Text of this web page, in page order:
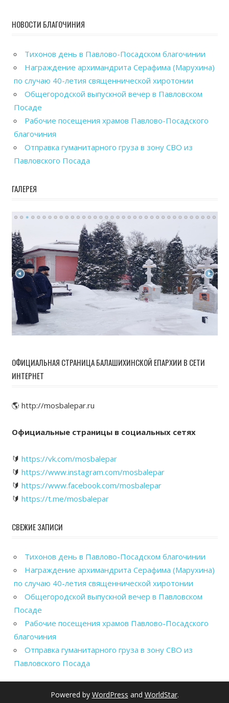
НОВОСТИ БЛАГОЧИНИЯ
Тихонов день в Павлово-Посадском благочинии
Награждение архимандрита Серафима (Марухина)
по случаю 40-летия священнической хиротонии
Общегородской выпускной вечер в Павловском
Посаде
Рабочие посещения храмов Павлово-Посадского
благочиния
Отправка гуманитарного груза в зону СВО из
Павловского Посада
ГАЛЕРЕЯ
ОФИЦИАЛЬНАЯ СТРАНИЦА БАЛАШИХИНСКОЙ ЕПАРХИИ В СЕТИ
ИНТЕРНЕТ
🌎 http://mosbalepar.ru
Официальные страницы в социальных сетях
🔰 https://vk.com/mosbalepar
🔰 https://www.instagram.com/mosbalepar
🔰 https://www.facebook.com/mosbalepar
🔰 https://t.me/mosbalepar
СВЕЖИЕ ЗАПИСИ
Тихонов день в Павлово-Посадском благочинии
Награждение архимандрита Серафима (Марухина)
по случаю 40-летия священнической хиротонии
Общегородской выпускной вечер в Павловском
Посаде
Рабочие посещения храмов Павлово-Посадского
благочиния
Отправка гуманитарного груза в зону СВО из
Павловского Посада
Powered by WordPress and WorldStar.